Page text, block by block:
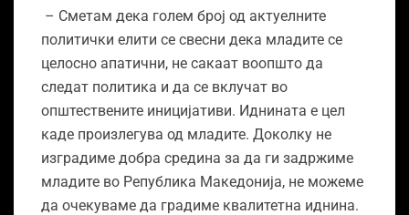
– Сметам дека голем број од актуелните
политички елити се свесни дека младите се
целосно апатични, не сакаат воопшто да
следат политика и да се вклучат во
општествените иницијативи. Иднината е цел
каде произлегува од младите. Доколку не
изградиме добра средина за да ги задржиме
младите во Република Македонија, не можеме
да очекуваме да градиме квалитетна иднина.